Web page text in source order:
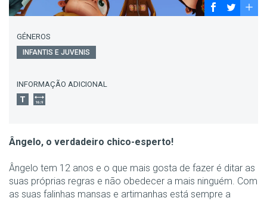
GÉNEROS
INFANTIS E JUVENIS
INFORMAÇÃO ADICIONAL
Ângelo, o verdadeiro chico-esperto!
Ângelo tem 12 anos e o que mais gosta de fazer é ditar as
suas próprias regras e não obedecer a mais ninguém. Com
as suas falinhas mansas e artimanhas está sempre a